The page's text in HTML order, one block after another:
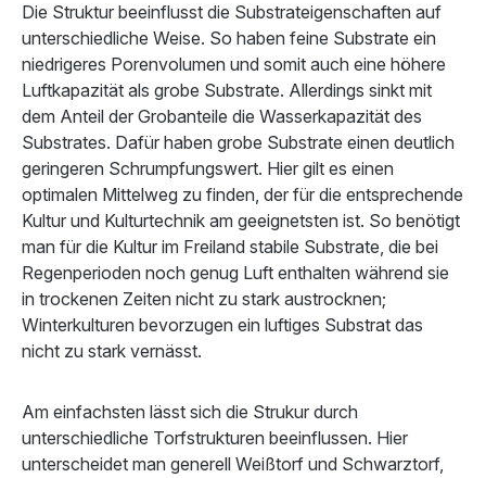
Die Struktur beeinflusst die Substrateigenschaften auf
unterschiedliche Weise. So haben feine Substrate ein
niedrigeres Porenvolumen und somit auch eine höhere
Luftkapazität als grobe Substrate. Allerdings sinkt mit
dem Anteil der Grobanteile die Wasserkapazität des
Substrates. Dafür haben grobe Substrate einen deutlich
geringeren Schrumpfungswert. Hier gilt es einen
optimalen Mittelweg zu finden, der für die entsprechende
Kultur und Kulturtechnik am geeignetsten ist. So benötigt
man für die Kultur im Freiland stabile Substrate, die bei
Regenperioden noch genug Luft enthalten während sie
in trockenen Zeiten nicht zu stark austrocknen;
Winterkulturen bevorzugen ein luftiges Substrat das
nicht zu stark vernässt.
Am einfachsten lässt sich die Strukur durch
unterschiedliche Torfstrukturen beeinflussen. Hier
unterscheidet man generell Weißtorf und Schwarztorf,